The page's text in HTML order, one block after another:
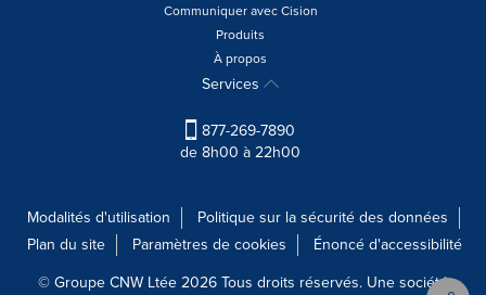
Communiquer avec Cision
Produits
À propos
Services
877-269-7890
de 8h00 à 22h00
Modalités d'utilisation
Politique sur la sécurité des données
Plan du site
Paramètres de cookies
Énoncé d'accessibilité
© Groupe CNW Ltée 2026 Tous droits réservés. Une société